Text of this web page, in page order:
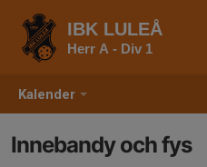
Kalender
IBK LULEÅ
Herr A - Div 1
Innebandy och fys